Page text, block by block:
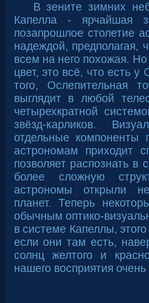
В зените зимних
Капелла - ярчайшая
позапрошлое столетие
надеждой, предполагая,
всем на него похожая.
цвет, это всё, что есть
того, Ослепительная
выглядит в любой
четырехкратной
звёзд-карликов.
отдельные
астрономам приходит
позволяет распознать в
более сложную
астрономы открыли
планет. Теперь
обычным оптико-
в системе Капеллы,
если они там есть,
солнц желтого и
нашего восприятия